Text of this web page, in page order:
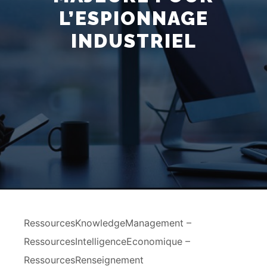
L’ESPIONNAGE
INDUSTRIEL
RessourcesKnowledgeManagement –
RessourcesIntelligenceEconomique –
RessourcesRenseignement